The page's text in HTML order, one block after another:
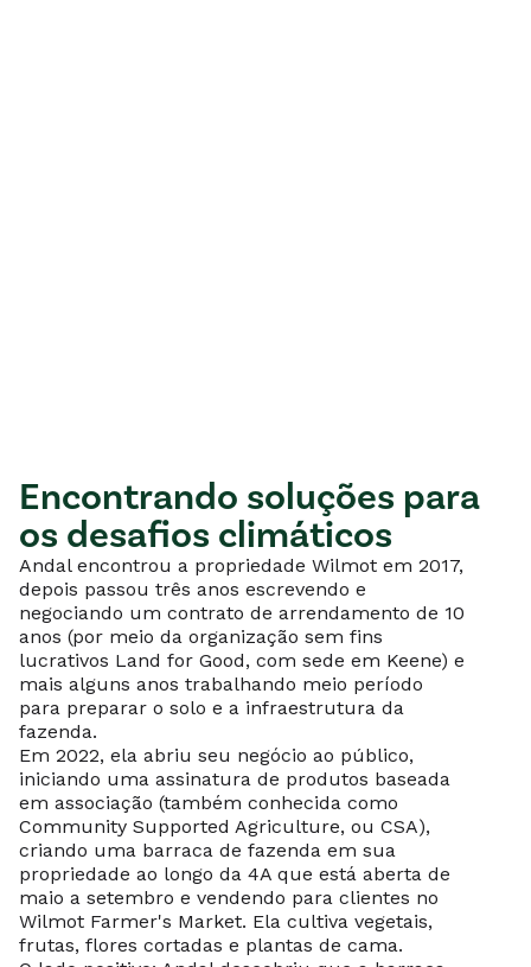
Encontrando soluções para
os desafios climáticos
Andal encontrou a propriedade Wilmot em 2017,
depois passou três anos escrevendo e
negociando um contrato de arrendamento de 10
anos (por meio da organização sem fins
lucrativos Land for Good, com sede em Keene) e
mais alguns anos trabalhando meio período
para preparar o solo e a infraestrutura da
fazenda.
Em 2022, ela abriu seu negócio ao público,
iniciando uma assinatura de produtos baseada
em associação (também conhecida como
Community Supported Agriculture, ou CSA),
criando uma barraca de fazenda em sua
propriedade ao longo da 4A que está aberta de
maio a setembro e vendendo para clientes no
Wilmot Farmer's Market. Ela cultiva vegetais,
frutas, flores cortadas e plantas de cama.